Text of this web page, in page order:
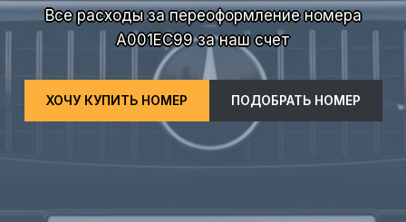
Все расходы за переоформление номера
А001ЕС99 за наш счет
ХОЧУ КУПИТЬ НОМЕР ПОДОБРАТЬ НОМЕР